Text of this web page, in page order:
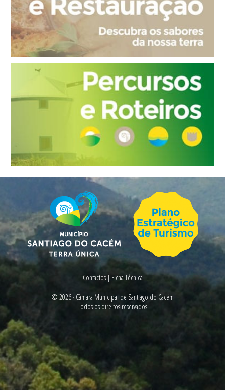
Contactos| Ficha Técnica
© 2026 · Câmara Municipal de Santiago do Cacém
Todos os direitos reservados